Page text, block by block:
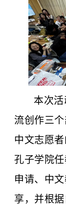
本次
流创作三
中文志愿
孔子学院
申请、中
享，并根